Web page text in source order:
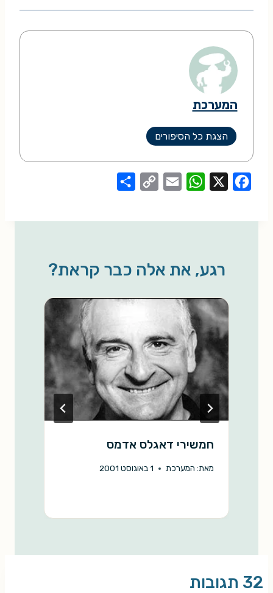
המערכת
הצגת כל הסיפורים
k
W
A
p
i
רגע, את אלה כבר קראת?
חמשירי דאגלס אדמס
מאת: המערכת 1 באוגוסט 2001
32 תגובות